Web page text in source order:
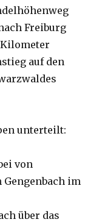
Freiburg
Kilometer
auf den
unterteilt:
von
im
über das